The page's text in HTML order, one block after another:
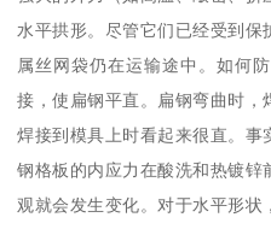
水平拱形。尽管它们已经受到
属丝网袋仍在运输途中。如何
接，使扁钢平直。扁钢弯曲时，
焊接到模具上时看起来很直。事
钢格板的内应力在酸洗和热镀
观就会发生变化。对于水平形